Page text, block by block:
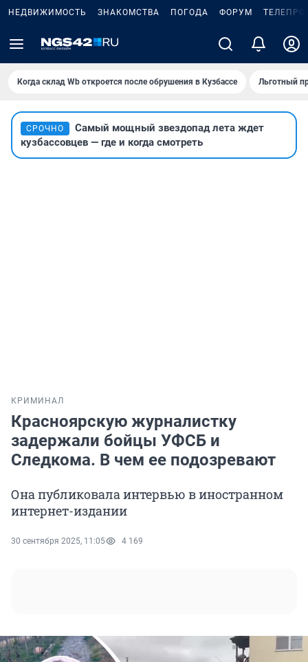
НЕДВИЖИМОСТЬ ЗНАКОМСТВА ПОГОДА ФОРУМ
Когда склад Wb откроется после обрушения в Кузбассе Льготный
СРОЧНО
Самый мощный звездопад лета ждет
кузбассовцев — где и когда смотреть
КРИМИНАЛ
Красноярскую журналистку
задержали бойцы УФСБ и
Следкома. В чем ее подозревают
Она публиковала интервью в иностранном
интернет-издании
30 сентября 2025, 11:05 4 169